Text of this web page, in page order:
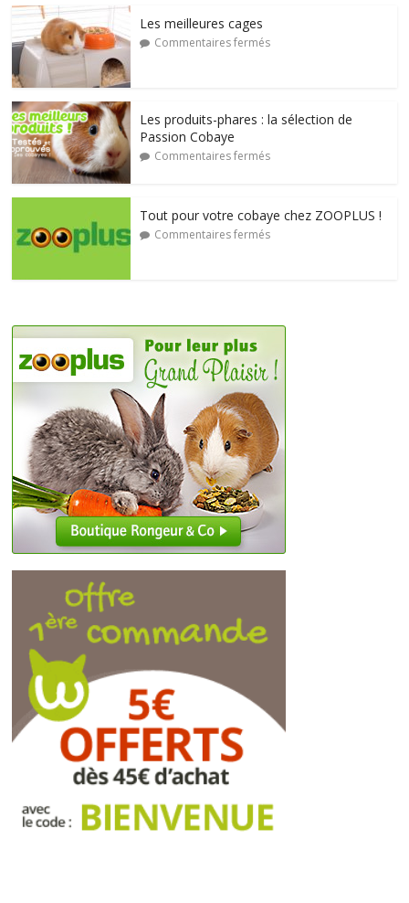
Les meilleures cages
Commentaires fermés
Les produits-phares : la sélection de
Passion Cobaye
Commentaires fermés
Tout pour votre cobaye chez ZOOPLUS !
Commentaires fermés